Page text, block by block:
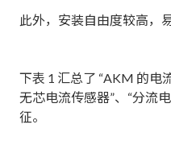
此外，安装自由度较高，
下表 1 汇总了 “AKM 的电
无芯电流传感器”、“分流
征。